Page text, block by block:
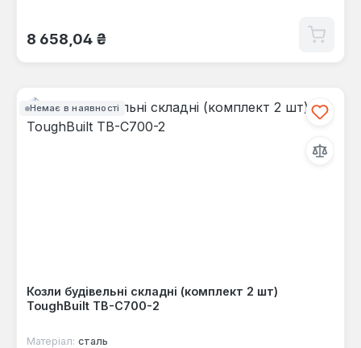
Звичайна ціна:
8 658,04 ₴
Немає в наявності
Козли будівельні складні (комплект 2 шт)
ToughBuilt TB-C700-2
Матеріал: сталь